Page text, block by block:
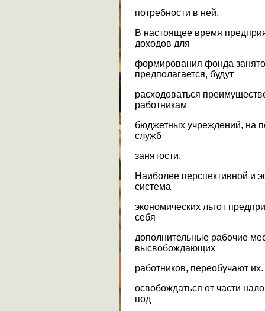
потребности в ней.
В настоящее время
доходов для
формирования фонда
предполагается, будут
расходоваться
работникам
бюджетных учреждений, на
служб
занятости.
Наиболее перспективной и
система
экономических льгот
себя
дополнительные рабочие
высвобождающих
работников, переобучают
освобождаться от части
под